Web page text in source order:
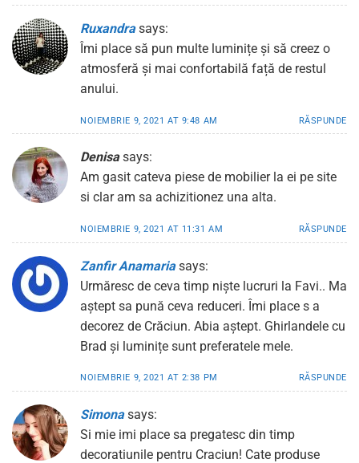
Ruxandra says:
Îmi place să pun multe luminițe și să creez o
atmosferă și mai confortabilă față de restul
anului.
NOIEMBRIE 9, 2021 AT 9:48 AM RĂSPUNDE
Denisa says:
Am gasit cateva piese de mobilier la ei pe site
si clar am sa achizitionez una alta.
NOIEMBRIE 9, 2021 AT 11:31 AM RĂSPUNDE
Zanfir Anamaria says:
Urmăresc de ceva timp niște lucruri la Favi.. Ma
aștept sa pună ceva reduceri. Îmi place s a
decorez de Crăciun. Abia aștept. Ghirlandele cu
Brad și luminițe sunt preferatele mele.
NOIEMBRIE 9, 2021 AT 2:38 PM RĂSPUNDE
Simona says:
Si mie imi place sa pregatesc din timp
decoratiunile pentru Craciun! Cate produse